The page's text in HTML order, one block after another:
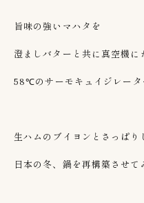
旨味の強いマハタを
澄ましバターと共に真空機に
58℃のサーモキュイジレータ
生ハムのブイヨンとさっぱり
日本の冬、鍋を再構築させて